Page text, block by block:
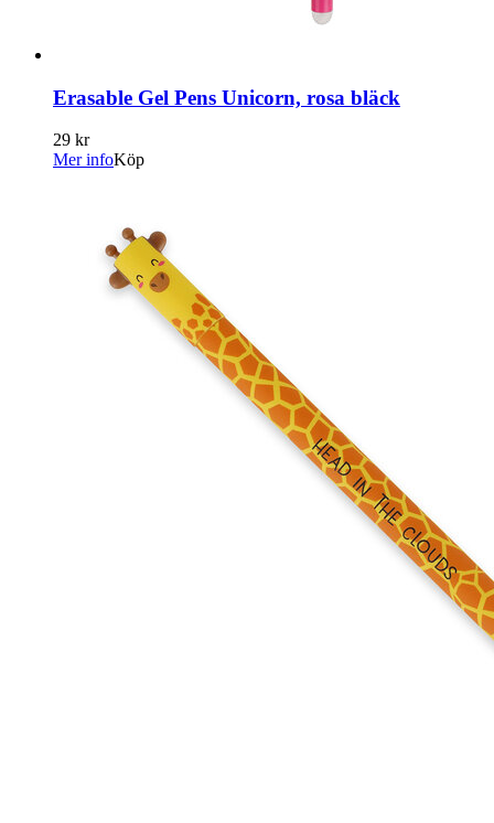
Erasable Gel Pens Unicorn, rosa bläck
29 kr
Mer infoKöp